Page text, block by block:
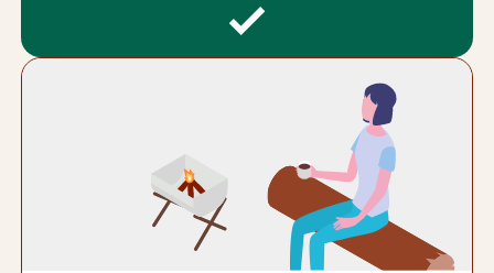
コンセプトを見る